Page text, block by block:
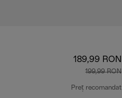
189,99 RON
199,99 RON
Preț recomandat